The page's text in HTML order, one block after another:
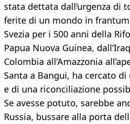
stata dettata dall’urgenza di
ferite di un mondo in
Svezia per i 500 anni della
Papua Nuova Guinea,
Colombia all’Amazzonia
Santa a Bangui, ha cercato
e di una riconciliazione
Se avesse potuto, sarebbe
Russia, bussare alla porta